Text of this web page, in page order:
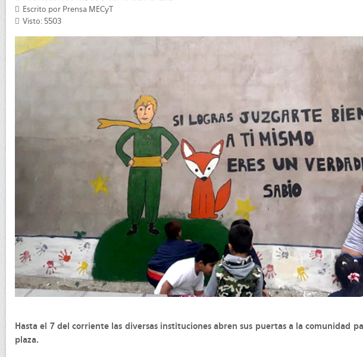
Escrito por Prensa MECyT
Visto: 5503
Hasta el 7 del corriente las diversas instituciones abren sus puertas a la comunidad
plaza.